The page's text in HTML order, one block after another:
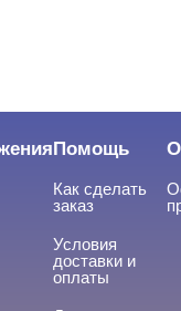
Помощь
Как сделать
заказ
Условия
доставки и
оплаты